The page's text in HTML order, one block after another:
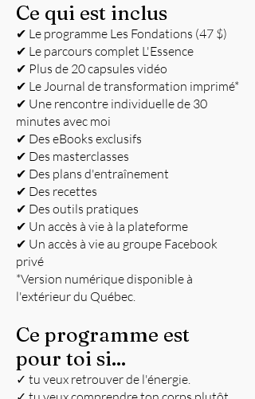
Ce qui est inclus
✔ Le programme Les Fondations (47 $)
✔ Le parcours complet L'Essence
✔ Plus de 20 capsules vidéo
✔ Le Journal de transformation imprimé*
✔ Une rencontre individuelle de 30
minutes avec moi
✔ Des eBooks exclusifs
✔ Des masterclasses
✔ Des plans d'entraînement
✔ Des recettes
✔ Des outils pratiques
✔ Un accès à vie à la plateforme
✔ Un accès à vie au groupe Facebook
privé
*Version numérique disponible à
l'extérieur du Québec.
Ce programme est
pour toi si...
✓ tu veux retrouver de l'énergie.